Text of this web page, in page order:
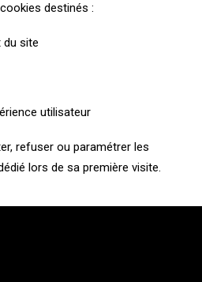
destinés :
site
utilisateur
refuser ou paramétrer les
lors de sa première visite.